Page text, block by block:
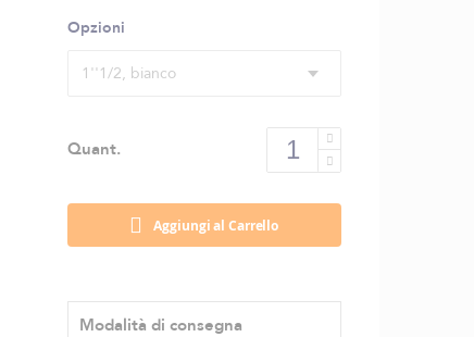
Opzioni
1''1/2, bianco
Quant.
Aggiungi al Carrello
Modalità di consegna